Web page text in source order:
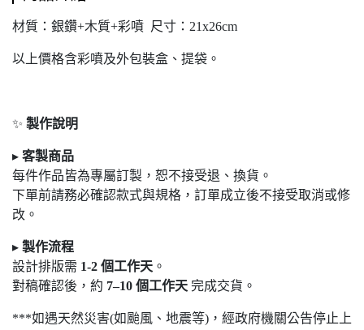
材質：銀鑽+木質+彩噴 尺寸：21x26cm
以上價格含彩噴及外包裝盒、提袋。
✨ 製作說明
▸ 客製商品
每件作品皆為專屬訂製，恕不接受退 、換貨。
下單前請務必確認款式與規格，訂單成立後不接受取消或修
改。
▸ 製作流程
設計排版需 1-2 個工作天 。
對稿確認後，約 7–10 個工作天 完成交貨。
***如遇天然災害(如颱風、地震等)，經政府機關公告停止上